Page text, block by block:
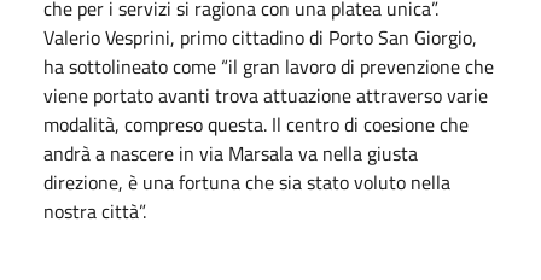
che per i servizi si ragiona con una platea unica”.
Valerio Vesprini, primo cittadino di Porto San Giorgio,
ha sottolineato come “il gran lavoro di prevenzione che
viene portato avanti trova attuazione attraverso varie
modalità, compreso questa. Il centro di coesione che
andrà a nascere in via Marsala va nella giusta
direzione, è una fortuna che sia stato voluto nella
nostra città”.